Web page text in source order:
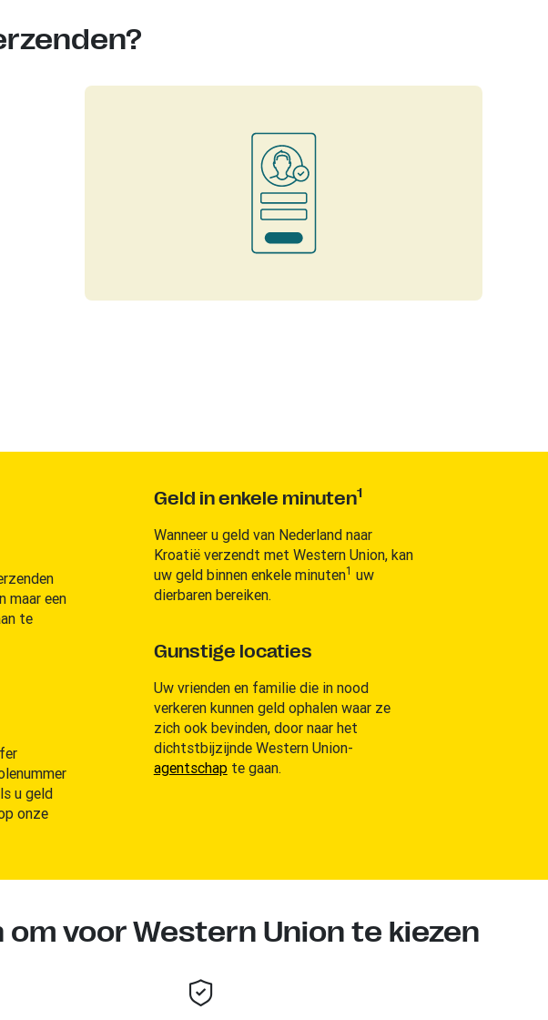
maar een
te
u geld
onze
Geld in enkele minuten1
Wanneer u geld van Nederland naar
Kroatië verzendt met Western Union, kan
uw geld binnen enkele minuten1 uw
dierbaren bereiken.
Gunstige locaties
Uw vrienden en familie die in nood
verkeren kunnen geld ophalen waar ze
zich ook bevinden, door naar het
dichtstbijzijnde Western Union-
agentschapte gaan.
om voor Western Union te kiezen